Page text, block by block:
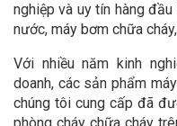
nghiệp và uy tín hàng
nước, máy bơm chữa
Với nhiều năm kinh
doanh, các sản phẩm
chúng tôi cung cấp đã